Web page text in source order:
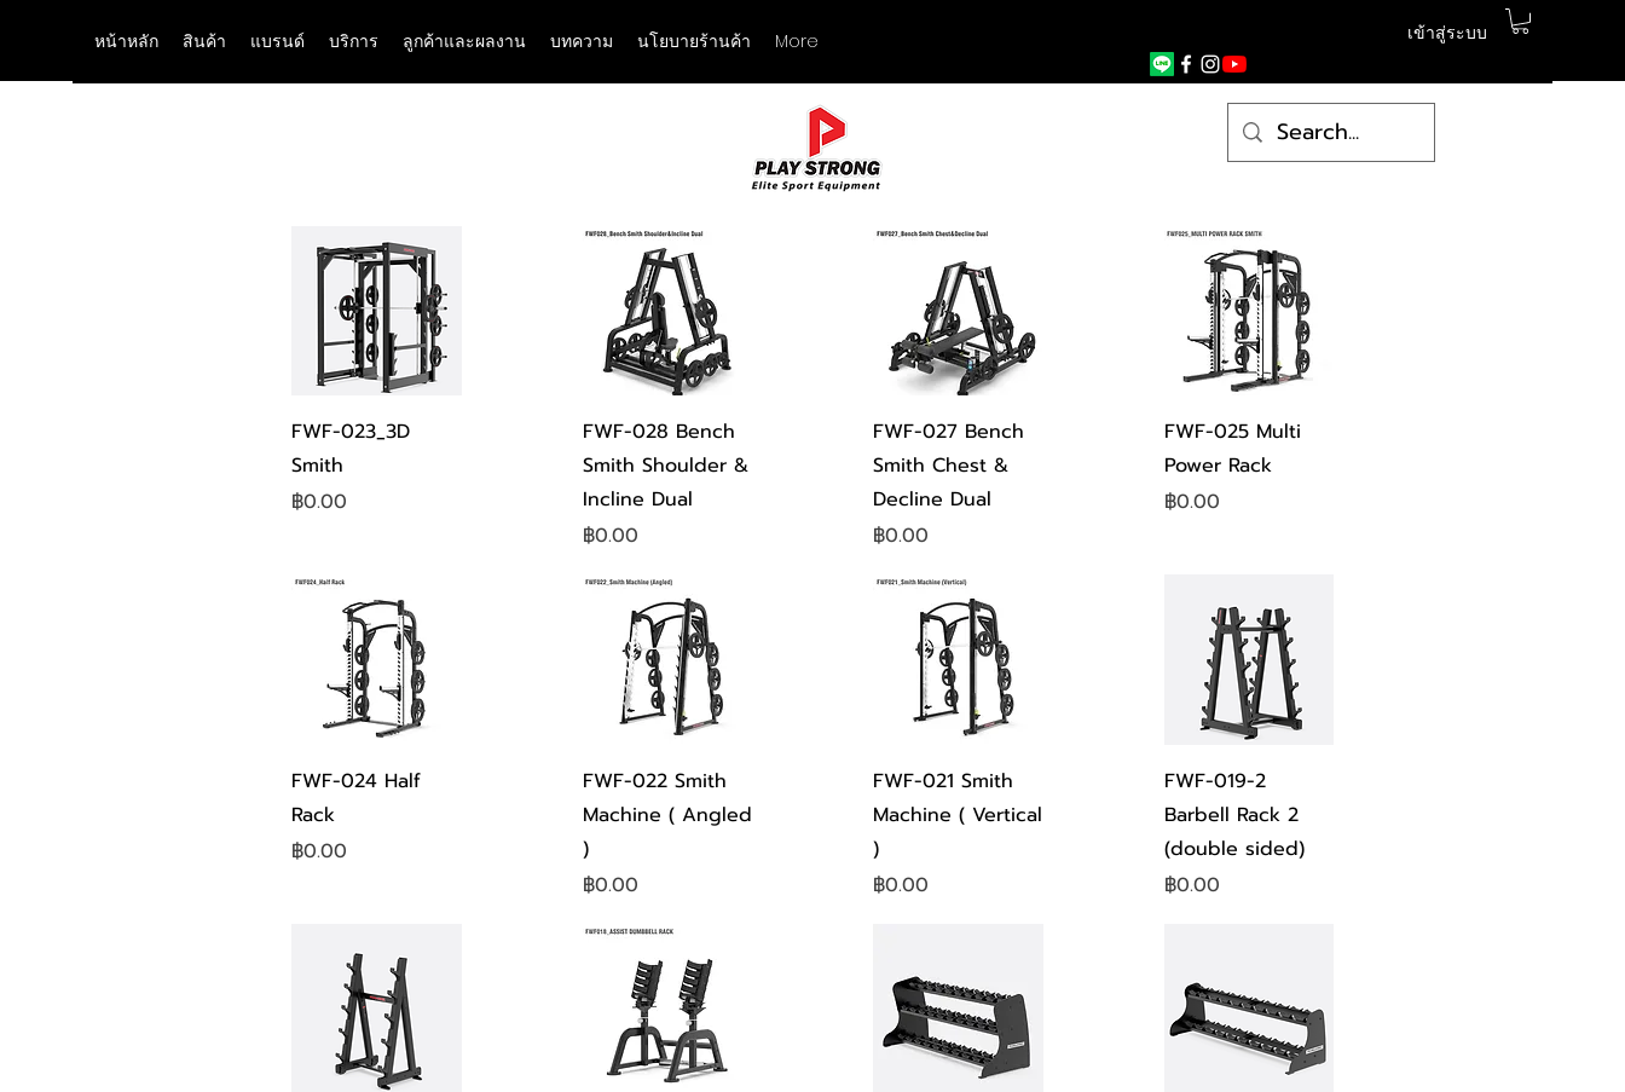
หน้าหลัก สินค้า แบรนด์ บริการ ลูกค้าและผลงาน บทความ นโยบายร้านค้า More เข้าสู่ระบบ
ดูข้อมูลด่วน
FWF-023_3D
Smith
ราคา
฿0.00
ดูข้อมูลด่วน
FWF-028 Bench
Smith Shoulder &
Incline Dual
ราคา
฿0.00
ดูข้อมูลด่วน
FWF-027 Bench
Smith Chest &
Decline Dual
ราคา
฿0.00
ดูข้อมูลด่วน
FWF-025 Multi
Power Rack
ราคา
฿0.00
ดูข้อมูลด่วน
FWF-024 Half
Rack
ราคา
฿0.00
ดูข้อมูลด่วน
FWF-022 Smith
Machine ( Angled
)
ราคา
฿0.00
ดูข้อมูลด่วน
FWF-021 Smith
Machine ( Vertical
)
ราคา
฿0.00
ดูข้อมูลด่วน
FWF-019-2
Barbell Rack 2
(double sided)
ราคา
฿0.00